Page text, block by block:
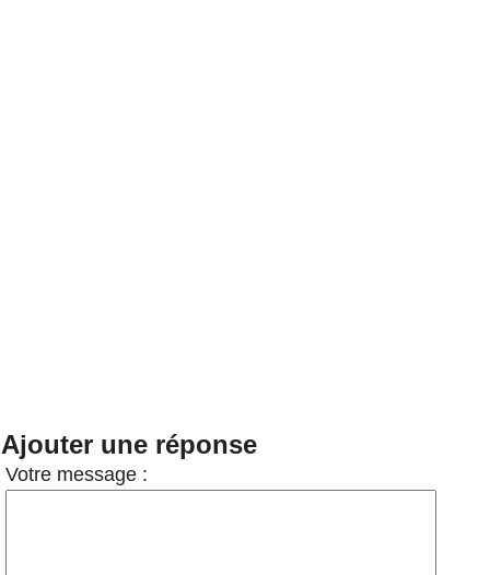
Ajouter une réponse
Votre message :